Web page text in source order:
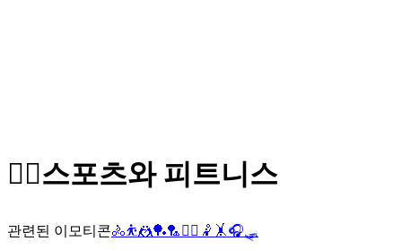
🤾‍♀️스포츠와 피트니스
관련된 이모티콘🚴⛹️🤼🏓🏸 🤸‍♀️ 🤾 🤸 🎧🛷